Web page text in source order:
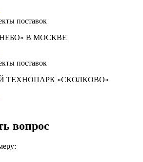
В МОСКВЕ
«СКОЛКОВО»
вопрос